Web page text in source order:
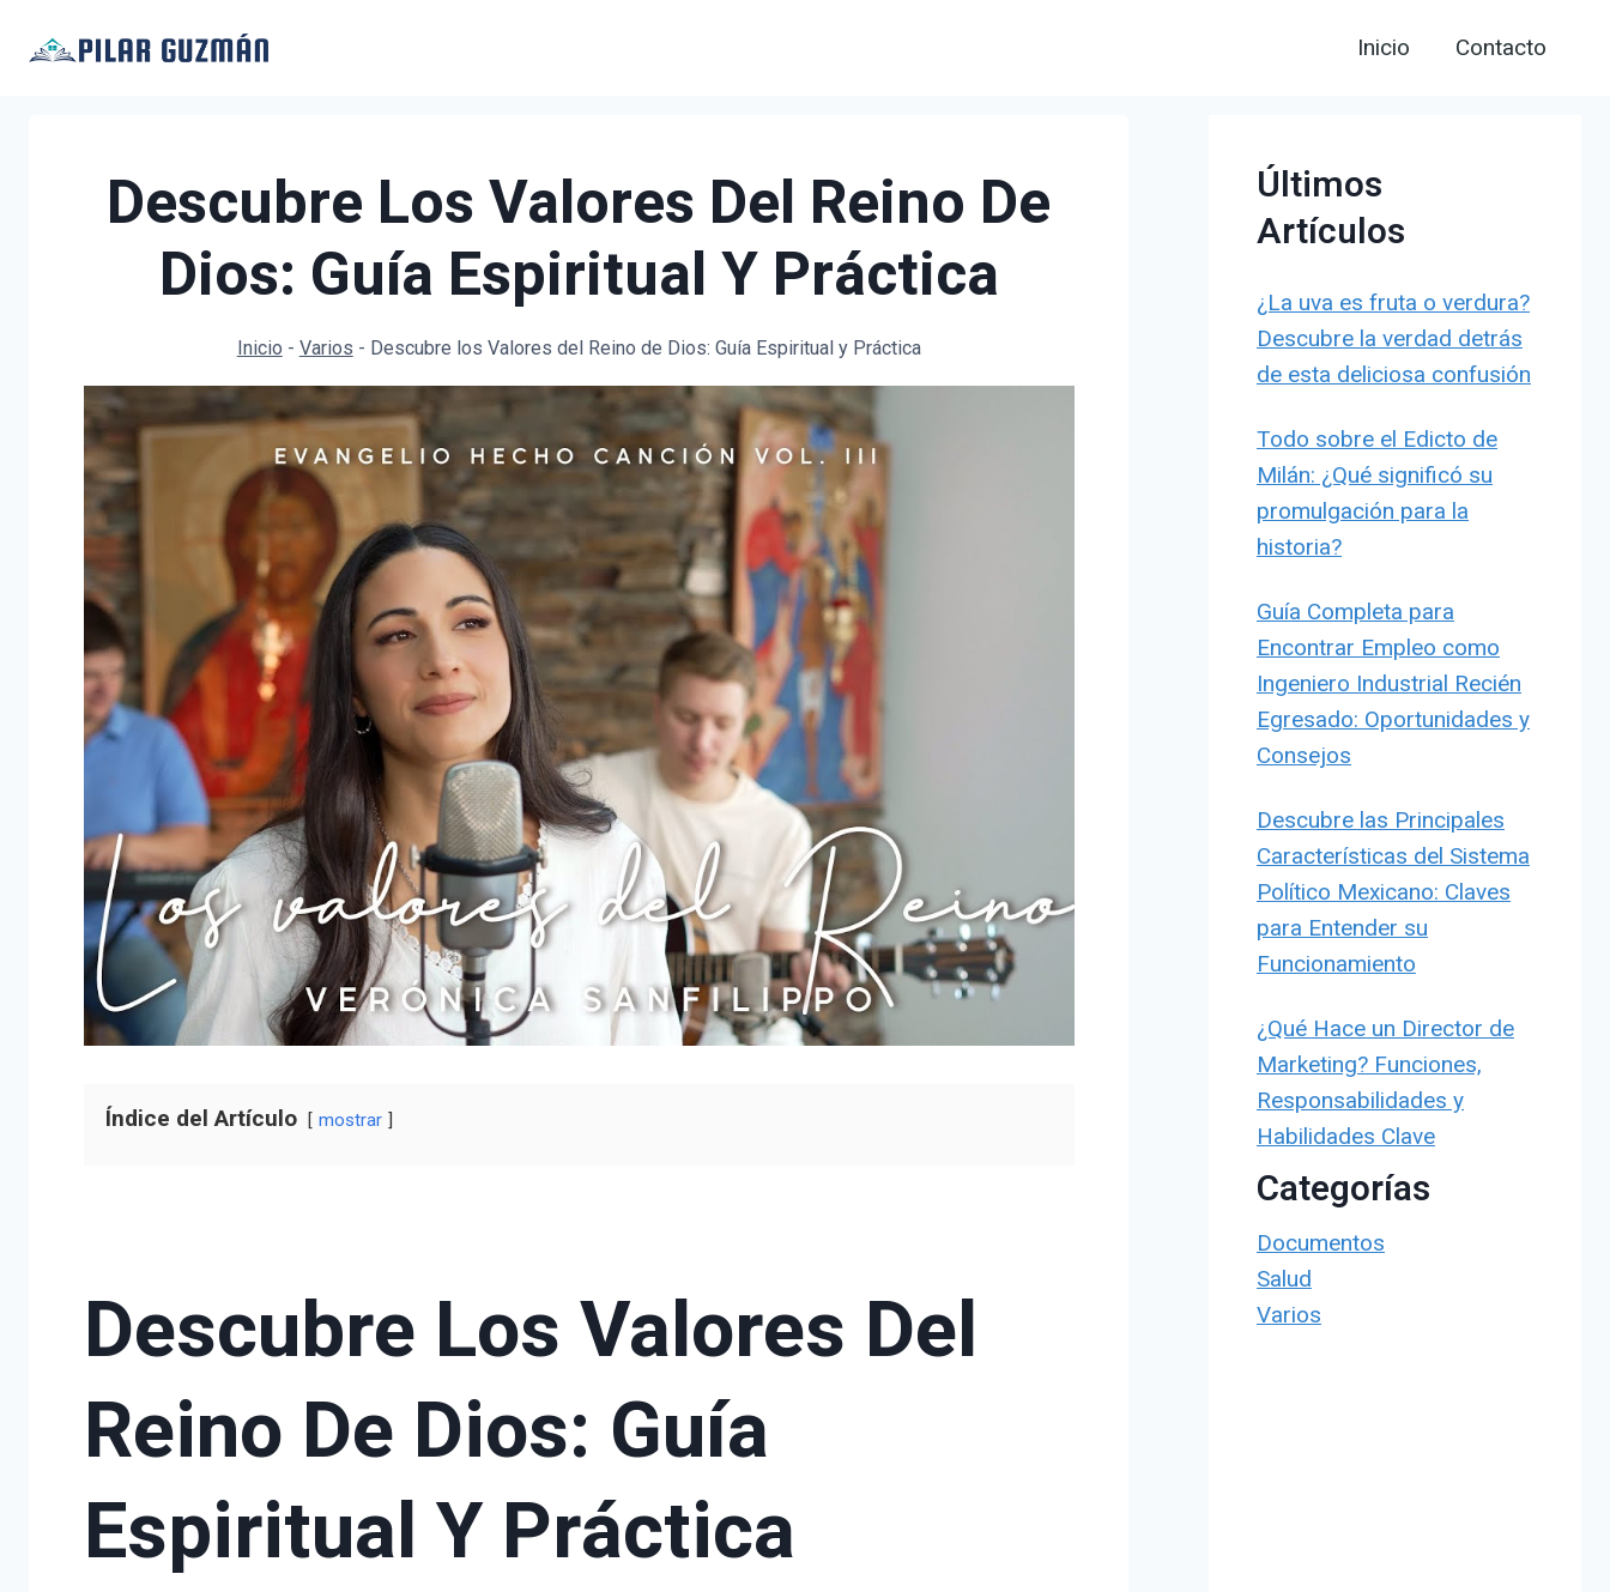
Inicio Contacto
Descubre Los Valores Del Reino De
Dios: Guía Espiritual Y Práctica
Inicio - Varios - Descubre los Valores del Reino de Dios: Guía Espiritual y Práctica
Índice del Artículo mostrar
Descubre Los Valores Del
Reino De Dios: Guía
Espiritual Y Práctica
Últimos
Artículos
¿La uva es fruta o verdura?
Descubre la verdad detrás
de esta deliciosa confusión
Todo sobre el Edicto de
Milán: ¿Qué significó su
promulgación para la
historia?
Guía Completa para
Encontrar Empleo como
Ingeniero Industrial Recién
Egresado: Oportunidades y
Consejos
Descubre las Principales
Características del Sistema
Político Mexicano: Claves
para Entender su
Funcionamiento
¿Qué Hace un Director de
Marketing? Funciones,
Responsabilidades y
Habilidades Clave
Categorías
Documentos
Salud
Varios